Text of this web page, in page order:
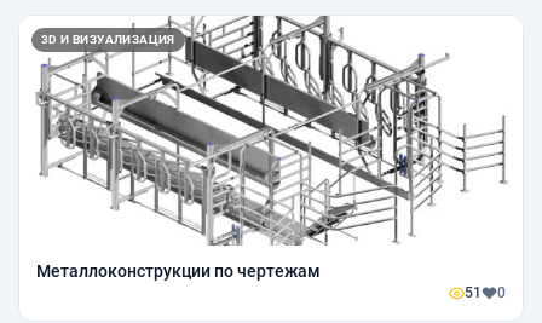
3D И ВИЗУАЛИЗАЦИЯ
Металлоконструкции по чертежам
51 0